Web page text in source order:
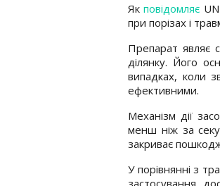
Якповідомляє
при порізах і
Препарат являє
ділянку. Його
випадках, коли
ефективними.
Механізм дії
менш ніж за
закриває
У порівнянні з
застосування